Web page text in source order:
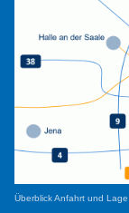
Überblick Anfahrt und